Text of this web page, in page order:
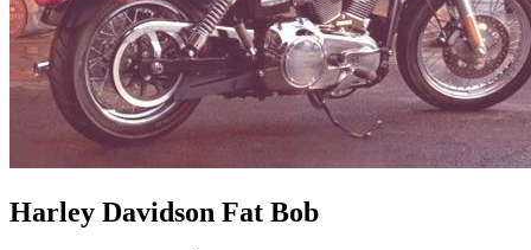
Harley Davidson Fat Bob